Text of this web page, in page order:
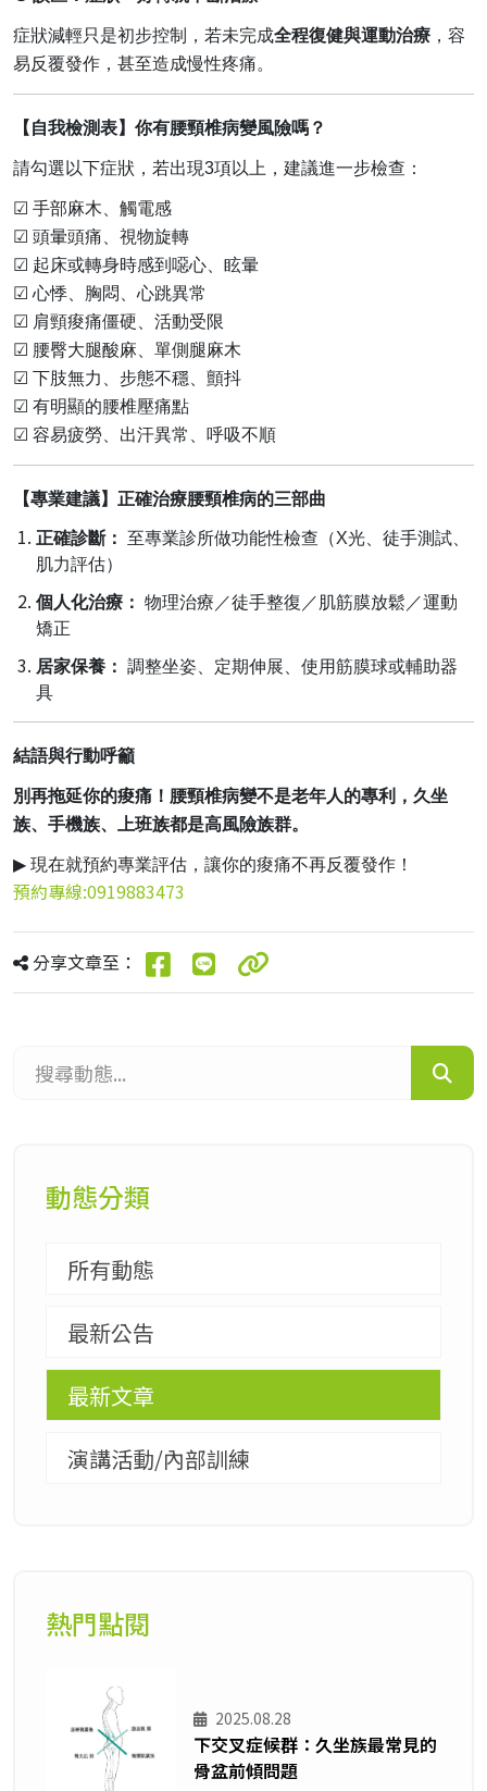
動態分類
所有動態
最新公告
最新文章
演講活動/內部訓練
熱門點閱
2025.08.28
下交叉症候群：久坐族最常見的
骨盆前傾問題
症狀減輕只是初步控制，若未完成全程復健與運動治療 ，容
易反覆發作，甚至造成慢性疼痛。
【自我檢測表】你有腰頸椎病變風險嗎？
請勾選以下症狀，若出現3項以上，建議進一步檢查：
☑ 手部麻木、觸電感
☑ 頭暈頭痛、視物旋轉
☑ 起床或轉身時感到噁心、眩暈
☑ 心悸、胸悶、心跳異常
☑ 肩頸痠痛僵硬、活動受限
☑ 腰臀大腿酸麻、單側腿麻木
☑ 下肢無力、步態不穩、顫抖
☑ 有明顯的腰椎壓痛點
☑ 容易疲勞、出汗異常、呼吸不順
【專業建議】正確治療腰頸椎病的三部曲
正確診斷： 至專業診所做功能性檢查（X光、徒手測試、
肌力評估）
個人化治療： 物理治療／徒手整復／肌筋膜放鬆／運動
矯正
居家保養： 調整坐姿、定期伸展、使用筋膜球或輔助器
具
結語與行動呼籲
別再拖延你的痠痛！腰頸椎病變不是老年人的專利，久坐
族、手機族、上班族都是高風險族群。
▶ 現在就預約專業評估，讓你的痠痛不再反覆發作！
預約專線:0919883473
分享文章至：